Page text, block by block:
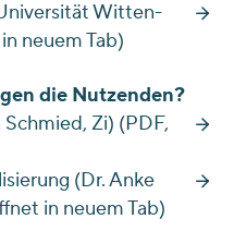
Witten-
neuem Tab)
die Nutzenden?
Zi) (PDF,
(Dr. Anke
in neuem Tab)